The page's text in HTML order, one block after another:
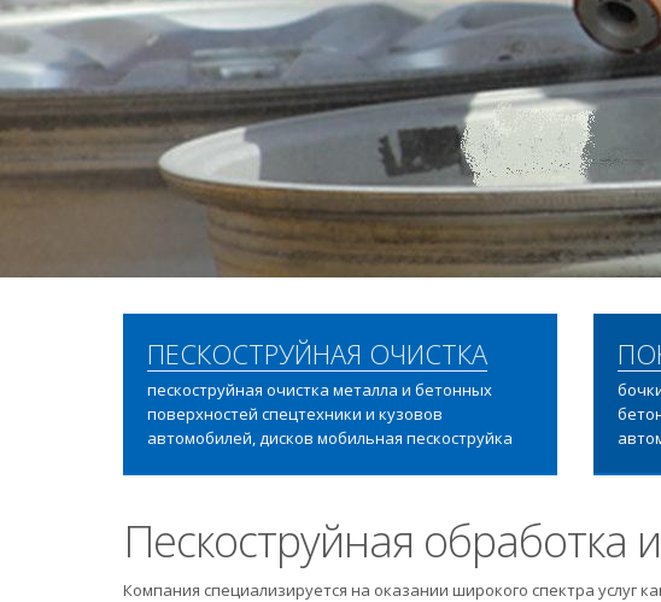
ПЕСКОСТРУЙНАЯ ОЧИСТКА
пескоструйная очистка металла и бетонных
поверхностей спецтехники и кузовов
автомобилей, дисков мобильная пескоструйка
Пескоструйная обработка
Компания специализируется на оказании широкого спектра услуг